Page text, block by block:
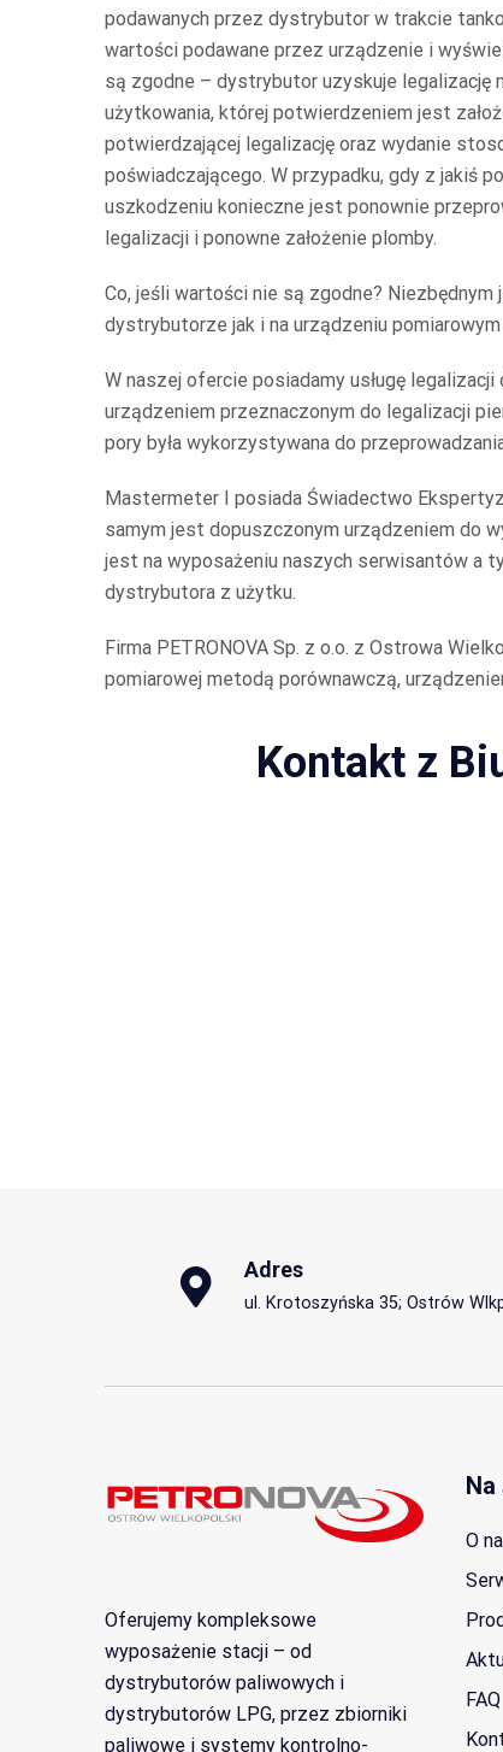
podawanych przez dystrybutor w trakcie
wartości podawane przez urządzenie i
są zgodne – dystrybutor uzyskuje legalizację
użytkowania, której potwierdzeniem jest
potwierdzającej legalizację oraz wydanie
poświadczającego. W przypadku, gdy z jakiś
uszkodzeniu konieczne jest ponownie
legalizacji i ponowne założenie plomby.
Co, jeśli wartości nie są zgodne?
dystrybutorze jak i na urządzeniu pomiarowym
W naszej ofercie posiadamy usługę
urządzeniem przeznaczonym do legalizacji
pory była wykorzystywana do
Mastermeter I posiada Świadectwo
samym jest dopuszczonym urządzeniem do
jest na wyposażeniu naszych serwisantów a
dystrybutora z użytku.
Firma PETRONOVA Sp. z o.o. z Ostrowa
pomiarowej metodą porównawczą,
Kontakt z
Adres
ul. Krotoszyńska 35; Ostrów
Oferujemy kompleksowe
wyposażenie stacji – od
dystrybutorów paliwowych i
dystrybutorów LPG, przez zbiorniki
paliwowe i systemy kontrolno-
O
FAQ